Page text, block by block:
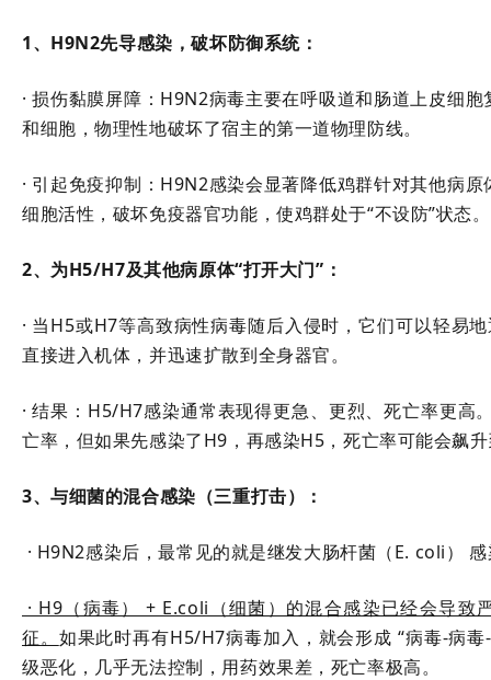
1、H9N2先导感染，破坏防御系统：
· 损伤黏膜屏障：H9N2病毒主要在呼吸道和肠道上皮细
和细胞，物理性地破坏了宿主的第一道物理防线。
· 引起免疫抑制：H9N2感染会显著降低鸡群针对其他病
细胞活性，破坏免疫器官功能，使鸡群处于“不设防”状态。
2、为H5/H7及其他病原体“打开大门”：
· 当H5或H7等高致病性病毒随后入侵时，它们可以轻易
直接进入机体，并迅速扩散到全身器官。
· 结果：H5/H7感染通常表现得更急、更烈、死亡率更高
亡率，但如果先感染了H9，再感染H5，死亡率可能会飙
3、与细菌的混合感染（三重打击）：
· H9N2感染后，最常见的就是继发大肠杆菌（E. coli）
· H9（病毒） + E.coli（细菌）的混合感染已经会导致
征。 如果此时再有H5/H7病毒加入，就会形成 “病毒-病
级恶化，几乎无法控制，用药效果差，死亡率极高。